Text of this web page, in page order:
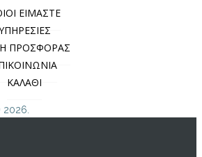
ΕΙΜΑΣΤΕ
ΠΡΟΣΦΟΡΑΣ
ΚΑΛΑΘΙ